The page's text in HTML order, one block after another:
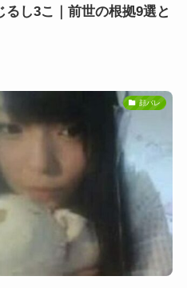
し3こ｜前世の根拠9選と
顔バレ